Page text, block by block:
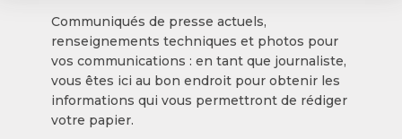
Communiqués de presse actuels,
renseignements techniques et photos pour
vos communications : en tant que journaliste,
vous êtes ici au bon endroit pour obtenir les
informations qui vous permettront de rédiger
votre papier.